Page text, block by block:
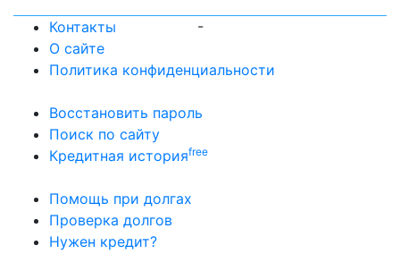
-
Контакты
О сайте
Политика конфиденциальности
Восстановить пароль
Поиск по сайту
Кредитная историяfree
Помощь при долгах
Проверка долгов
Нужен кредит?